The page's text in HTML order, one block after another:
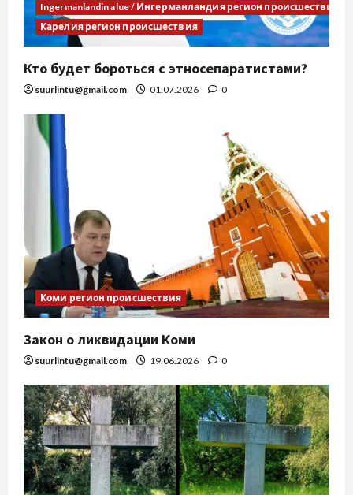
Ingermanlandin alue / Ингерманландия регион происшествия
Карелия регион происшествия
Кто будет бороться с этносепаратистами?
suurlintu@gmail.com 01.07.2026 0
Коми регион происшествия
Закон о ликвидации Коми
suurlintu@gmail.com 19.06.2026 0